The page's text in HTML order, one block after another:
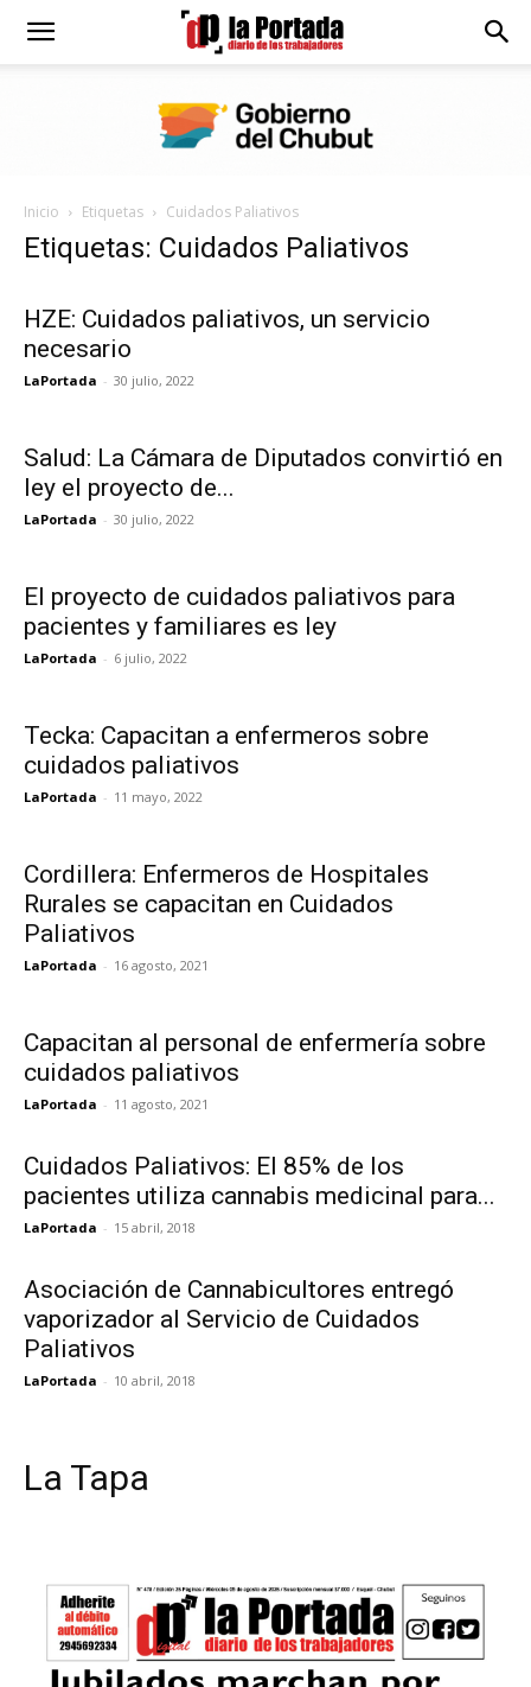
Diario
Portada
Inicio Etiquetas Cuidados Paliativos
Etiquetas: Cuidados Paliativos
HZE: Cuidados paliativos, un servicio
necesario
LaPortada - 30 julio, 2022
Salud: La Cámara de Diputados convirtió en
ley el proyecto de...
LaPortada - 30 julio, 2022
El proyecto de cuidados paliativos para
pacientes y familiares es ley
LaPortada - 6 julio, 2022
Tecka: Capacitan a enfermeros sobre
cuidados paliativos
LaPortada - 11 mayo, 2022
Cordillera: Enfermeros de Hospitales
Rurales se capacitan en Cuidados
Paliativos
LaPortada - 16 agosto, 2021
Capacitan al personal de enfermería sobre
cuidados paliativos
LaPortada - 11 agosto, 2021
Cuidados Paliativos: El 85% de los
pacientes utiliza cannabis medicinal para...
LaPortada - 15 abril, 2018
Asociación de Cannabicultores entregó
vaporizador al Servicio de Cuidados
Paliativos
LaPortada - 10 abril, 2018
La Tapa